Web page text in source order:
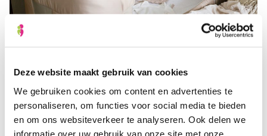
Deze website maakt gebruik van cookies
We gebruiken cookies om content en advertenties te
personaliseren, om functies voor social media te bieden
en om ons websiteverkeer te analyseren. Ook delen we
informatie over uw gebruik van onze site met onze
Wieg of ledikant opmaken